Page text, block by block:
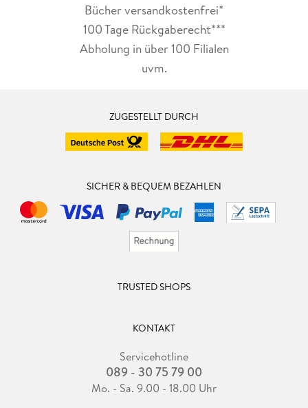
Bücher versandkostenfrei*
100 Tage Rückgaberecht***
Abholung in über 100 Filialen
uvm.
ZUGESTELLT DURCH
SICHER & BEQUEM BEZAHLEN
TRUSTED SHOPS
KONTAKT
Servicehotline
089 - 30 75 79 00
Mo. - Sa. 9.00 - 18.00 Uhr